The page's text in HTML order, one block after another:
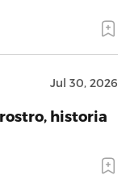
Jul 30, 2026
historia